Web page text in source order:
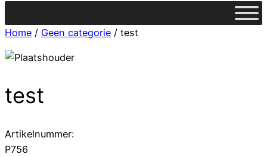
Home / Geen categorie / test
test
Artikelnummer:
P756